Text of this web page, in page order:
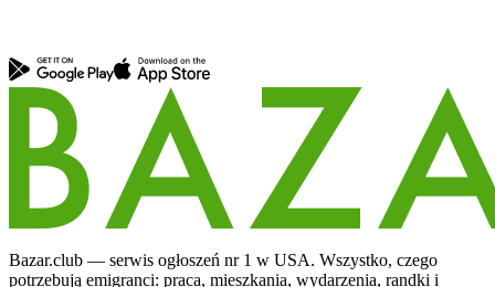
Bazar.club — serwis ogłoszeń nr 1 w USA. Wszystko, czego
potrzebują emigranci: praca, mieszkania, wydarzenia, randki i